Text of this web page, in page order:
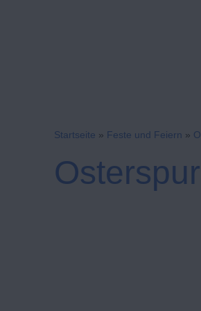
Startseite » Feste und Feiern »